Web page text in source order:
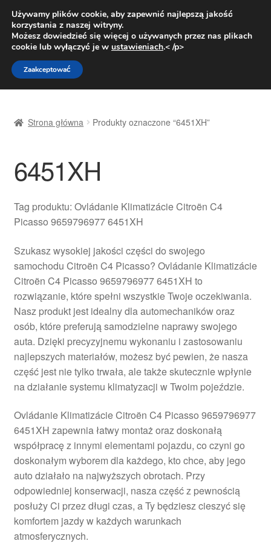
DOSTAWA od 31 zł
Pn.-pt. 9:00-16:00800 003 167
Przejdź
do
nawigacji
Przejdź
do
treści
Dostawa
Dostawa na cały świat
Moje konto
Płatności
Polityka prywatności
Procedura reklamacyjna
Skarga
Wózek
Zamówienia
Zasady i warunki
Strona główna Produkty oznaczone “6451XH”
6451XH
Tag produktu: Ovládanie Klimatizácie Citroën C4
Picasso 9659796977 6451XH
Szukasz wysokiej jakości części do swojego
samochodu Citroën C4 Picasso? Ovládanie Klimatizácie
Citroën C4 Picasso 9659796977 6451XH to
rozwiązanie, które spełni wszystkie Twoje oczekiwania.
Nasz produkt jest idealny dla automechaników oraz
osób, które preferują samodzielne naprawy swojego
auta. Dzięki precyzyjnemu wykonaniu i zastosowaniu
najlepszych materiałów, możesz być pewien, że nasza
część jest nie tylko trwała, ale także skutecznie wpłynie
na działanie systemu klimatyzacji w Twoim pojeździe.
Ovládanie Klimatizácie Citroën C4 Picasso 9659796977
6451XH zapewnia łatwy montaż oraz doskonałą
współpracę z innymi elementami pojazdu, co czyni go
doskonałym wyborem dla każdego, kto chce, aby jego
auto działało na najwyższych obrotach. Przy
odpowiedniej konserwacji, nasza część z pewnością
posłuży Ci przez długi czas, a Ty będziesz cieszyć się
komfortem jazdy w każdych warunkach
atmosferycznych.
Używamy plików cookie, aby zapewnić najlepszą jakość
korzystania z naszej witryny.
Możesz dowiedzieć się więcej o używanych przez nas plikach
cookie lub wyłączyć je w ustawieniach.< /p>
Zaakceptować